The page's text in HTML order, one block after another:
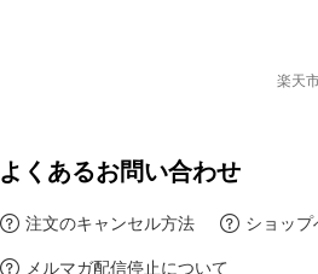
楽天
よくあるお問い合わせ
注文のキャンセル方法 ショッ
メルマガ配信停止について